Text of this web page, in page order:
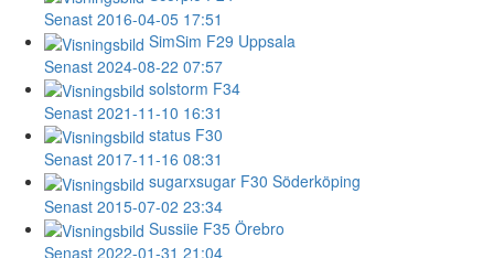
Senast 2016-04-05 17:51
SimSim F29 Uppsala
Senast 2024-08-22 07:57
solstorm F34
Senast 2021-11-10 16:31
status F30
Senast 2017-11-16 08:31
sugarxsugar F30 Söderköping
Senast 2015-07-02 23:34
Sussiie F35 Örebro
Senast 2022-01-31 21:04